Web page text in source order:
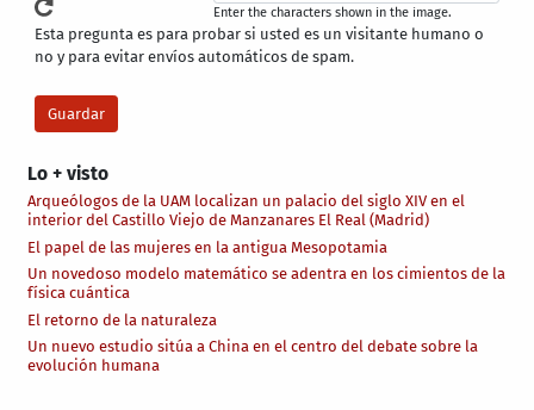
Lo + visto
Arqueólogos de la UAM localizan un palacio del siglo XIV en el
interior del Castillo Viejo de Manzanares El Real (Madrid)
El papel de las mujeres en la antigua Mesopotamia
Un novedoso modelo matemático se adentra en los cimientos de la
física cuántica
El retorno de la naturaleza
Un nuevo estudio sitúa a China en el centro del debate sobre la
evolución humana
Enter the characters shown in the image.
Esta pregunta es para probar si usted es un visitante humano o
no y para evitar envíos automáticos de spam.